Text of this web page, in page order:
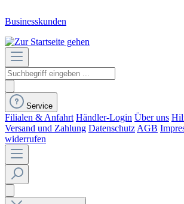
Businesskunden
Service
Filialen & Anfahrt Händler-Login Über uns
Versand und Zahlung Datenschutz AGB
widerrufen